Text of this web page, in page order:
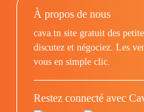
À propos de nous
cava.tn site gratuit des
discutez et négociez. Les
vous en simple clic.
Restez connecté avec